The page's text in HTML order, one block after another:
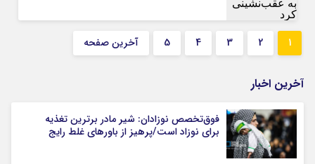
1
2
3
4
5 آخرین صفحه
آخرین اخبار
فوق‌تخصص نوزادان: شیر مادر برترین تغذیه
برای نوزاد است/پرهیز از باورهای غلط رایج